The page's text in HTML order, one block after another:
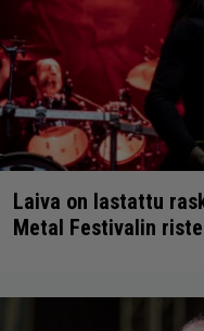
Laiva on lastattu
Metal Festivalin